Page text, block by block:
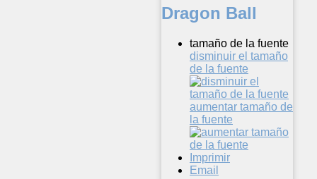
Dragon Ball
tamaño de la fuente
disminuir el tamaño
de la fuente
aumentar tamaño de
la fuente
Imprimir
Email